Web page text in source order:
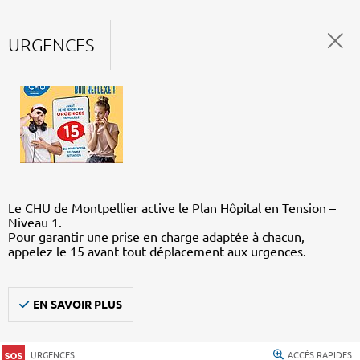
URGENCES
Le CHU de Montpellier active le Plan Hôpital en Tension –
Niveau 1.
Pour garantir une prise en charge adaptée à chacun,
appelez le 15 avant tout déplacement aux urgences.
EN SAVOIR PLUS
URGENCES ACCÈS RAPIDES